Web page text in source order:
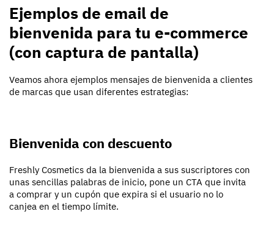
Ejemplos de email de
bienvenida para tu e-commerce
(con captura de pantalla)
Veamos ahora ejemplos mensajes de bienvenida a clientes
de marcas que usan diferentes estrategias:
Bienvenida con descuento
Freshly Cosmetics da la bienvenida a sus suscriptores con
unas sencillas palabras de inicio, pone un CTA que invita
a comprar y un cupón que expira si el usuario no lo
canjea en el tiempo límite.